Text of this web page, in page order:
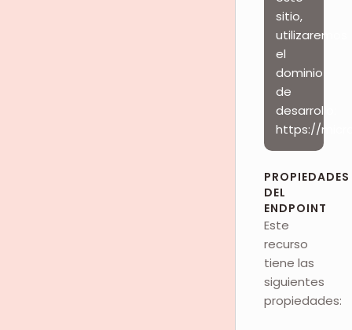
sitio,
utilizaremos
el
dominio
de
desarrollo:
https://
PROPIEDADES
DEL
ENDPOINT
Este
recurso
tiene las
siguientes
propiedades: